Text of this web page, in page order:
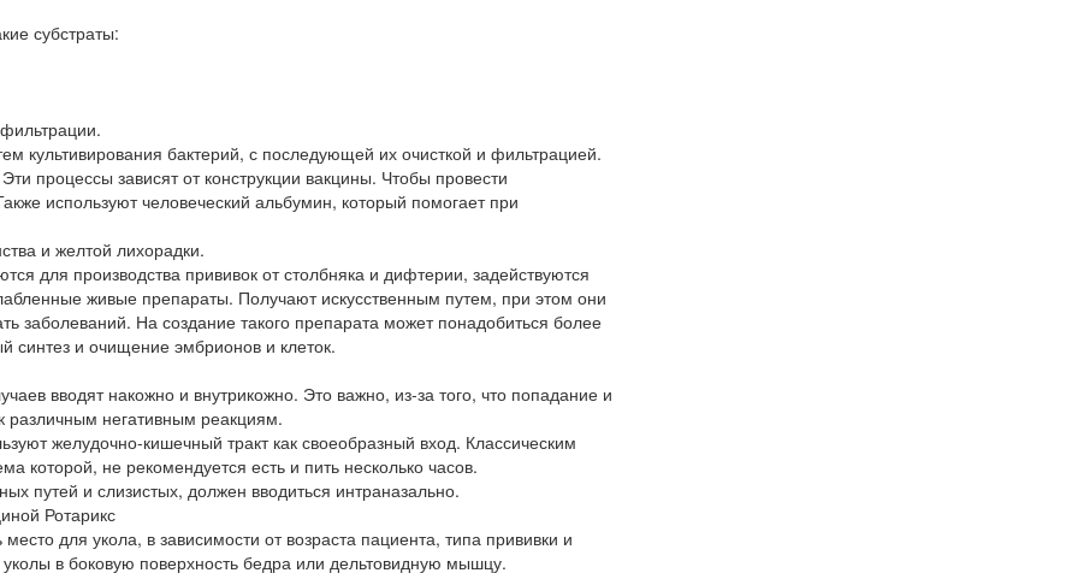
субстраты:
культивирования бактерий, с последующей их очисткой и фильтрацией.
процессы зависят от конструкции вакцины. Чтобы провести
используют человеческий альбумин, который помогает при
и желтой лихорадки.
для производства прививок от столбняка и дифтерии, задействуются
живые препараты. Получают искусственным путем, при этом они
заболеваний. На создание такого препарата может понадобиться более
синтез и очищение эмбрионов и клеток.
вводят накожно и внутрикожно. Это важно, из-за того, что попадание и
различным негативным реакциям.
желудочно-кишечный тракт как своеобразный вход. Классическим
которой, не рекомендуется есть и пить несколько часов.
путей и слизистых, должен вводиться интраназально.
Ротарикс
для укола, в зависимости от возраста пациента, типа прививки и
в боковую поверхность бедра или дельтовидную мышцу.